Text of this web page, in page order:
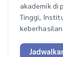
akademik di
Tinggi,